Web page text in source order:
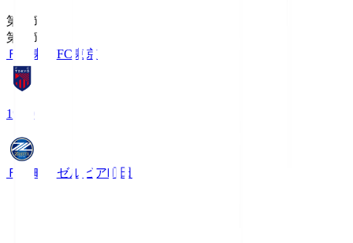
第1節
第1節
ＦＣ東京 FC東京
19:00
ＦＣ町田ゼルビア町田